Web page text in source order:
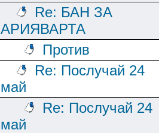
Re: БАН ЗА
АРИЯВАРТА
Против
Re: Послучай 24
май
Re: Послучай 24
май